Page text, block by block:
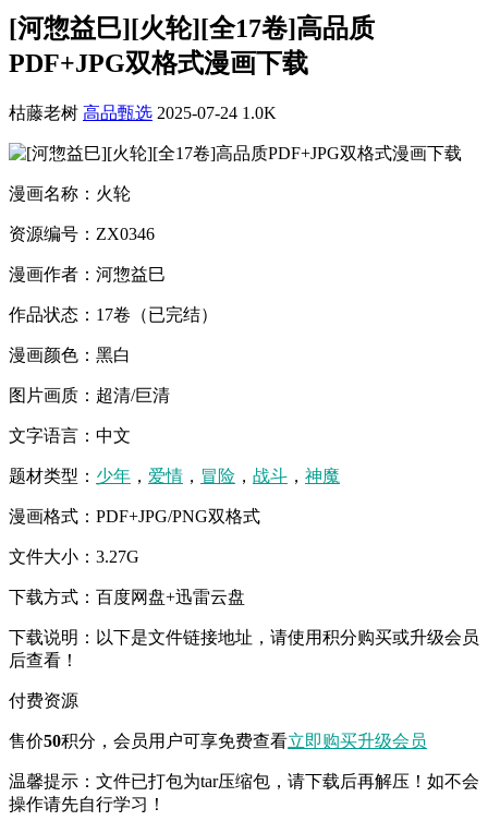
[河惣益巳][火轮][全17卷]高品质
PDF+JPG双格式漫画下载
枯藤老树 高品甄选 2025-07-24 1.0K
漫画名称：火轮
资源编号：ZX0346
漫画作者：河惣益巳
作品状态：17卷（已完结）
漫画颜色：黑白
图片画质：超清/巨清
文字语言：中文
题材类型： 少年 ， 爱情 ， 冒险 ， 战斗 ， 神魔
漫画格式：PDF+JPG/PNG双格式
文件大小：3.27G
下载方式：百度网盘+迅雷云盘
下载说明：以下是文件链接地址，请使用积分购买或升级会员
后查看！
付费资源
售价50积分 ，会员用户可享免费查看立即购买升级会员
温馨提示：文件已打包为tar压缩包，请下载后再解压！如不会
操作请先自行学习！